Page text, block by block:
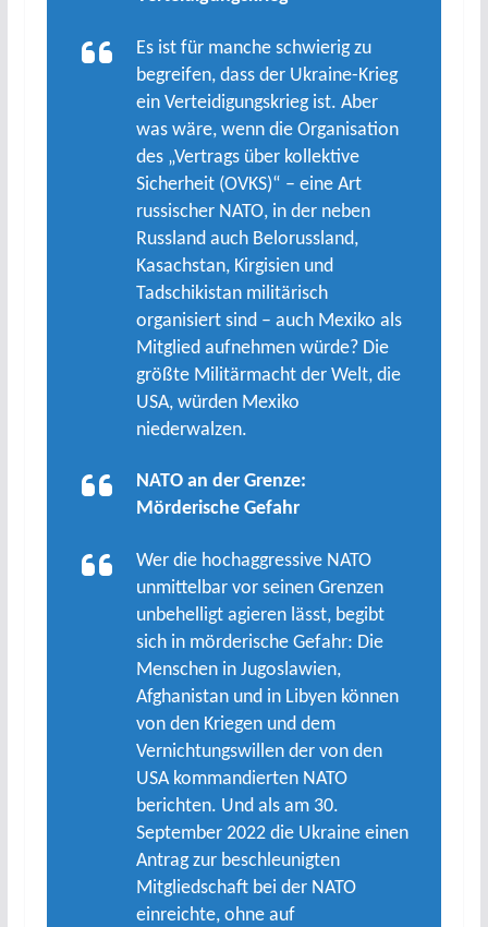
Es ist für manche schwierig zu
begreifen, dass der Ukraine-Krieg
ein Verteidigungskrieg ist. Aber
was wäre, wenn die Organisation
des „Vertrags über kollektive
Sicherheit (OVKS)“ – eine Art
russischer NATO, in der neben
Russland auch Belorussland,
Kasachstan, Kirgisien und
Tadschikistan militärisch
organisiert sind – auch Mexiko als
Mitglied aufnehmen würde? Die
größte Militärmacht der Welt, die
USA, würden Mexiko
niederwalzen.
NATO an der Grenze:
Mörderische Gefahr
Wer die hochaggressive NATO
unmittelbar vor seinen Grenzen
unbehelligt agieren lässt, begibt
sich in mörderische Gefahr: Die
Menschen in Jugoslawien,
Afghanistan und in Libyen können
von den Kriegen und dem
Vernichtungswillen der von den
USA kommandierten NATO
berichten. Und als am 30.
September 2022 die Ukraine einen
Antrag zur beschleunigten
Mitgliedschaft bei der NATO
einreichte, ohne auf